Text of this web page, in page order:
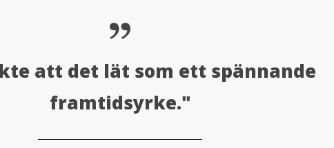
att det lät som ett spännande
framtidsyrke."